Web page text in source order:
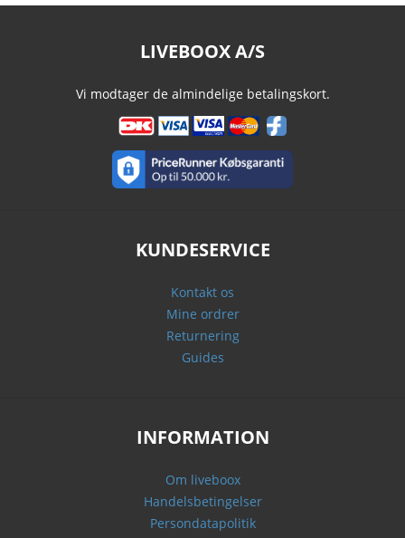
LIVEBOOX A/S
Vi modtager de almindelige betalingskort.
KUNDESERVICE
Kontakt os
Mine ordrer
Returnering
Guides
INFORMATION
Om liveboox
Handelsbetingelser
Persondatapolitik